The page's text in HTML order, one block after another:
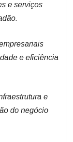
e serviços
e eficiência
e
do negócio